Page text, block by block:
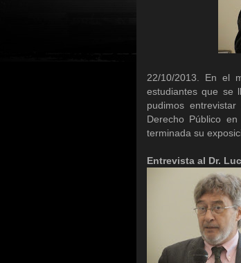
22/10/2013. En el
estudiantes que se
pudimos
Derecho Público
terminada su
Entrevista al Dr.